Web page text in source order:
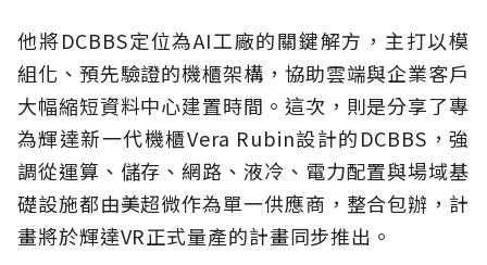
他將DCBBS定位為AI工廠的關鍵解方，主打以模
組化、預先驗證的機櫃架構，協助雲端與企業客戶
大幅縮短資料中心建置時間。這次，則是分享了專
為輝達新一代機櫃Vera Rubin設計的DCBBS，強
調從運算、儲存、網路、液冷、電力配置與場域基
礎設施都由美超微作為單一供應商，整合包辦，計
畫將於輝達VR正式量產的計畫同步推出。